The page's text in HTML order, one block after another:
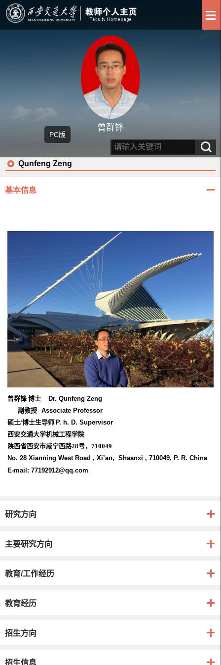
曾群锋
Qunfeng Zeng
基本信息
曾群锋 博士
Dr. Qunfeng Zeng
副教授 Associate Professor
硕士/博士生导师 P. h. D. Supervisor
西安交通大学机械工程学院
陕西省西安市咸宁西路28号， 710049
No. 28 Xianning West Road , Xi’an, Shaanxi , 710049, P. R. China
E-mail: 77192912@qq.com
研究方向
主要研究方向
教育/工作经历
教育经历
招生方向
招生信息
PC版